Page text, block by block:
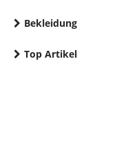
Bekleidung
Top Artikel